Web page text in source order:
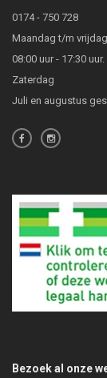
0174 - 750 728
Maandag t/m vrijdag
08:00 uur - 17:30 uur.
Zaterdag
Juli en augustus
Bezoek al onze